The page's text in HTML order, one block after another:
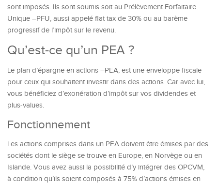
sont imposés. Ils sont soumis soit au Prélèvement Forfaitaire
Unique –PFU, aussi appelé flat tax de 30% ou au barème
progressif de l’impôt sur le revenu.
Qu’est-ce qu’un PEA ?
Le plan d’épargne en actions –PEA, est une enveloppe fiscale
pour ceux qui souhaitent investir dans des actions. Car avec lui,
vous bénéficiez d’exonération d’impôt sur vos dividendes et
plus-values.
Fonctionnement
Les actions comprises dans un PEA doivent être émises par des
sociétés dont le siège se trouve en Europe, en Norvège ou en
Islande. Vous avez aussi la possibilité d’y intégrer des OPCVM,
à condition qu’ils soient composés à 75% d’actions émises en